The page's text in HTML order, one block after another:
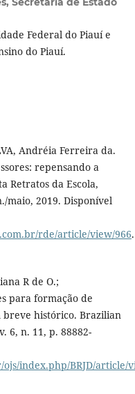
Federal do Piauí e
do Piauí.
Andréia Ferreira da.
repensando a
Retratos da Escola,
maio, 2019. Disponível
rde/article/view/966.
R de O.;
para formação de
breve histórico. Brazilian
6, n. 11, p. 88882-
index.php/BRJD/article/